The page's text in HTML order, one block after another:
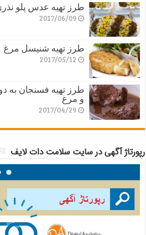
طرز تهیه عدس پلو
2017/06/09
طرز تهیه شنیسل مرغ
2017/05/12
طرز تهیه فسنجان
و مرغ
2017/04/29
رپورتاژ آگهی در سایت سلامت دات لایف